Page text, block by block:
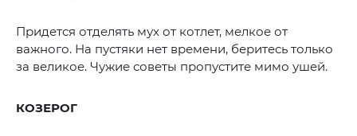
Придется отделять мух от котлет, мелкое от
важного. На пустяки нет времени, беритесь только
за великое. Чужие советы пропустите мимо ушей.
КОЗЕРОГ